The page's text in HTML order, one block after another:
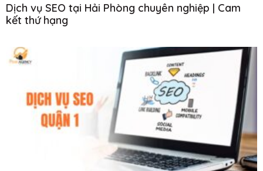
Dịch vụ SEO tại Hải Phòng chuyên nghiệp | Cam
kết thứ hạng